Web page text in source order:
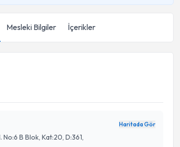
Mesleki Bilgiler İçerikler
Haritada Gör
B Blok, Kat:20, D:361,